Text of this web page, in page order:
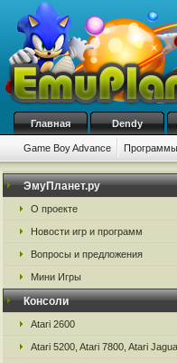
Главная Dendy
Game Boy Advance Программы
ЭмуПланет.ру
О проекте
Новости игр и программ
Вопросы и предложения
Мини Игры
Консоли
Atari 2600
Atari 5200, Atari 7800, Atari